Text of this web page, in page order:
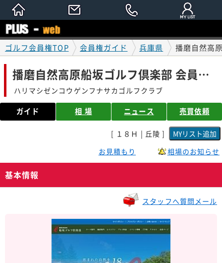
ゴルフ会員権TOP 会員権ガイド 兵庫県 播磨自然高
播磨自然高原船坂ゴルフ倶楽部 会員権ガイド
ハリマシゼンコウゲンフナサカゴルフクラブ
ガイド 相 場 ニュース 売買依頼
[ １８Ｈ | 丘陵 ]
お見積もり
相場のお知らせ
基本情報
スタッフへ質問メール